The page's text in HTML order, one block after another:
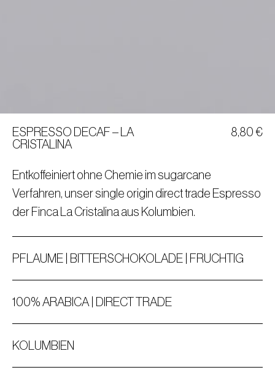
ESPRESSO DECAF – LA
CRISTALINA
8,80€
Entkoffeiniert ohne Chemie im sugarcane
Verfahren, unser single origin direct trade Espresso
der Finca La Cristalina aus Kolumbien.
PFLAUME | BITTERSCHOKOLADE | FRUCHTIG
100% ARABICA | DIRECT TRADE
KOLUMBIEN